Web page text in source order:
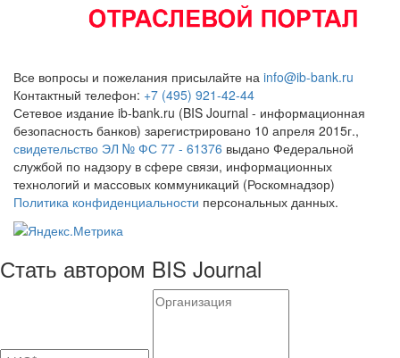
Все вопросы и пожелания присылайте на info@ib-bank.ru
Контактный телефон: +7 (495) 921-42-44
Сетевое издание ib-bank.ru (BIS Journal - информационная
безопасность банков) зарегистрировано 10 апреля 2015г.,
свидетельство ЭЛ № ФС 77 - 61376 выдано Федеральной
службой по надзору в сфере связи, информационных
технологий и массовых коммуникаций (Роскомнадзор)
Политика конфиденциальности персональных данных.
Стать автором BIS Journal